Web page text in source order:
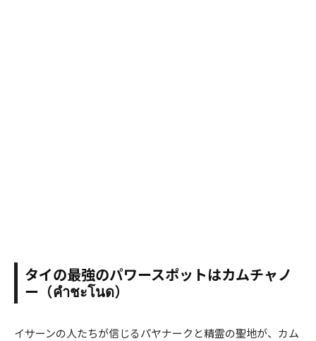
タイの最強のパワースポットはカムチャノ
ー（คำชะโนด）
イサーンの人たちが信じるパヤナークと精霊の聖地が、カム